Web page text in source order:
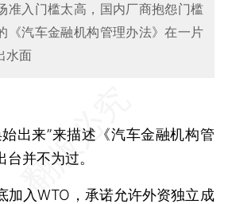
准入门槛太高，国内厂商抱怨门槛
《汽车金融机构管理办法》在一片
水面
来”来描述《汽车金融机构管
并不为过。
入WTO，承诺允许外资独立成